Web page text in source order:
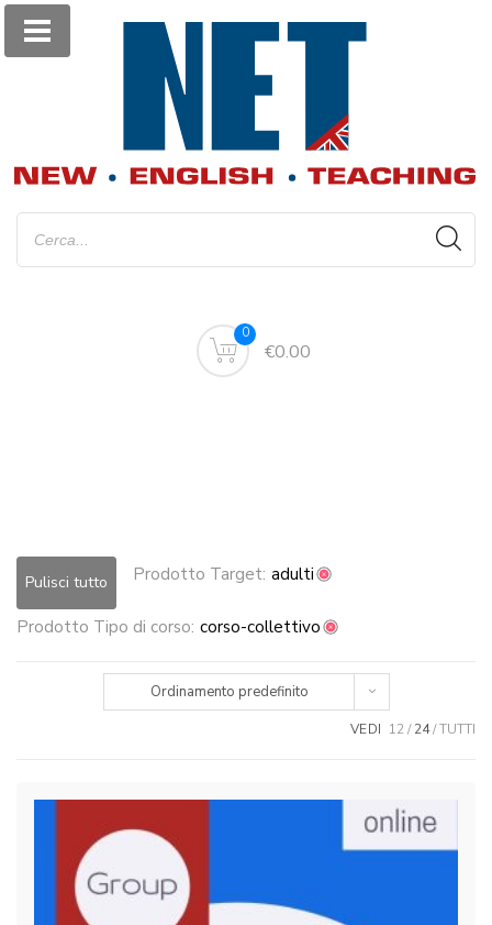
0
€0.00
Pulisci tutto Prodotto Target: adulti
Prodotto Tipo di corso: corso-collettivo
Ordinamento predefinito
VEDI 12 24 TUTTI